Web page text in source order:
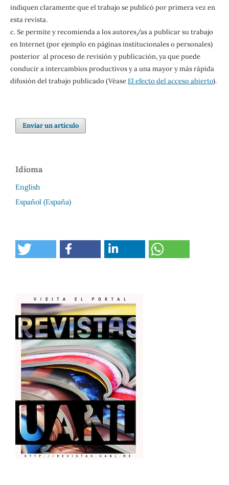
indiquen claramente que el trabajo se publicó por primera vez en
esta revista.
c. Se permite y recomienda a los autores/as a publicar su trabajo
en Internet (por ejemplo en páginas institucionales o personales)
posterior al proceso de revisión y publicación, ya que puede
conducir a intercambios productivos y a una mayor y más rápida
difusión del trabajo publicado (VéaseEl efecto del acceso abierto).
Enviar un artículo
Idioma
English
Español (España)